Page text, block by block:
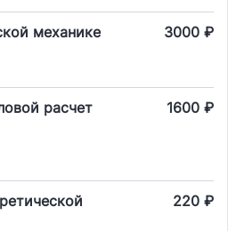
механике 3000 ₽
расчет
1600 ₽
220 ₽